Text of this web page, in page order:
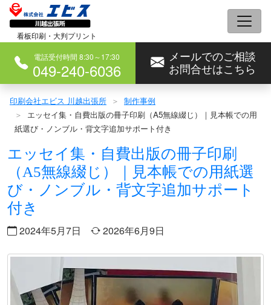
テ
プ
看板印刷・大判プリント
電話受付時間 8:30～17:30
049-240-6036
メールでのご相談
お問合せはこちら
印刷会社エビス 川越出張所
制作事例
エッセイ集・自費出版の冊子印刷（A5無線綴じ）｜見本帳での用
紙選び・ノンブル・背文字追加サポート付き
エッセイ集・自費出版の冊子印刷
（A5無線綴じ）｜見本帳での用紙選
び・ノンブル・背文字追加サポート
付き
2024年5月7日 2026年6月9日